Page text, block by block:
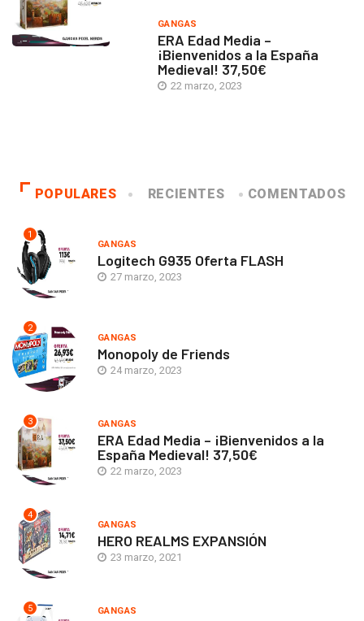
GANGAS
ERA Edad Media –
¡Bienvenidos a la España
Medieval! 37,50€
22 marzo, 2023
POPULARES RECIENTES COMENTADOS
1
GANGAS
Logitech G935 Oferta FLASH
27 marzo, 2023
2
GANGAS
Monopoly de Friends
24 marzo, 2023
3 GANGAS
ERA Edad Media – ¡Bienvenidos a la
España Medieval! 37,50€
22 marzo, 2023
4
GANGAS
HERO REALMS EXPANSIÓN
23 marzo, 2021
5 GANGAS